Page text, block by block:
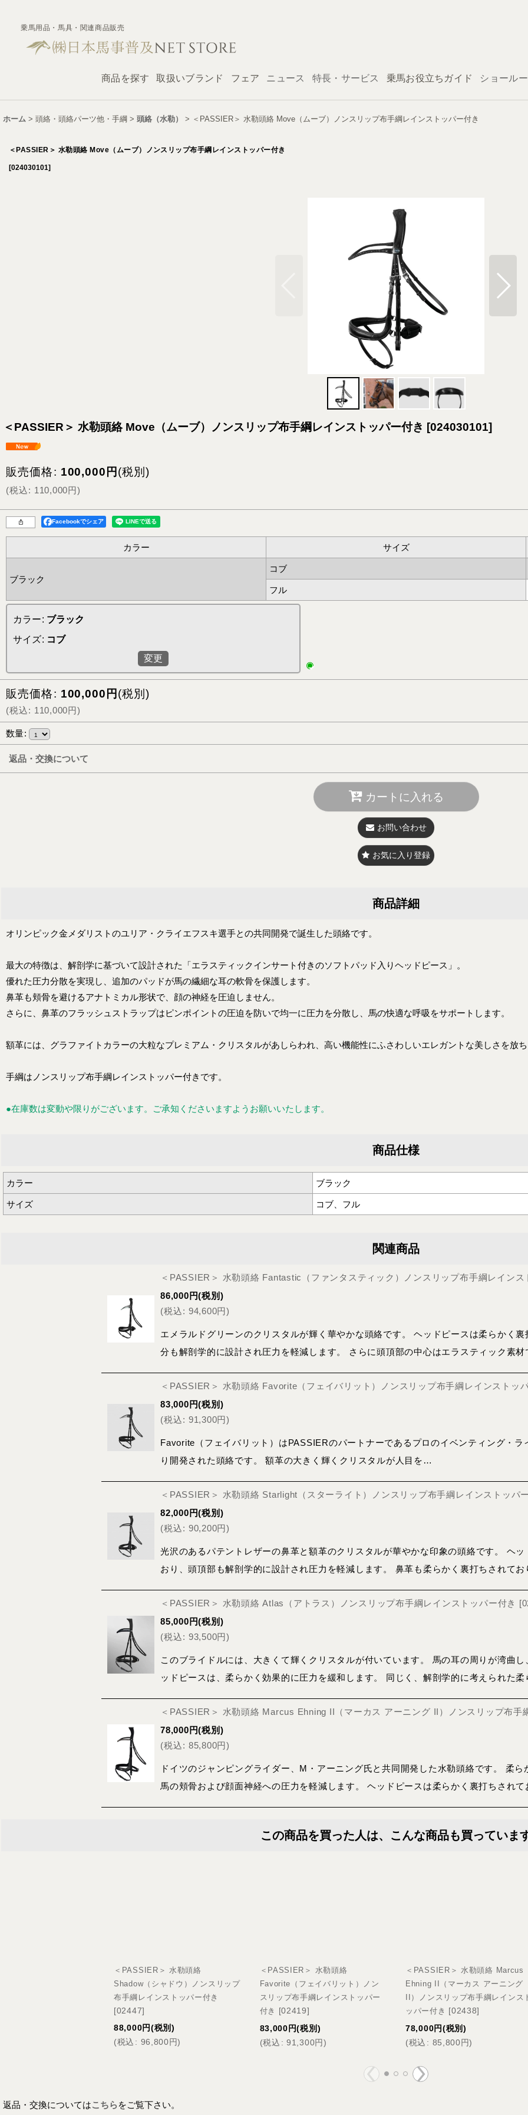
乗馬用品・馬具・関連商品販売
商品を探す 取扱いブランド フェア ニュース 特長・サービス 乗馬お役立ちガイド ショール
ホーム > 頭絡・頭絡パーツ他・手綱 > 頭絡（水勒） > ＜PASSIER＞ 水勒頭絡 Move（ムーブ）ノンスリップ布手綱レインストッパー付き
＜PASSIER＞ 水勒頭絡 Move（ムーブ）ノンスリップ布手綱レインストッパー付き
[024030101]
＜PASSIER＞ 水勒頭絡 Move（ムーブ）ノンスリップ布手綱レインストッパー付き [024030101]
販売価格: 100,000 円 (税別)
(税込: 110,000円)
Facebookでシェア
カラー サイズ
ブラック
コブ
フル
カラー: ブラック
サイズ: コブ
変更
販売価格: 100,000 円 (税別)
(税込: 110,000円)
数量:
返品・交換について
カートに入れる
お問い合わせ
お気に入り登録
商品詳細
オリンピック金メダリストのユリア・クライエフスキ選手との共同開発で誕生した頭絡です。
最大の特徴は、解剖学に基づいて設計された「エラスティックインサート付きのソフトパッド入りヘッドピース」。
優れた圧力分散を実現し、追加のパッドが馬の繊細な耳の軟骨を保護します。
鼻革も頬骨を避けるアナトミカル形状で、顔の神経を圧迫しません。
さらに、鼻革のフラッシュストラップはピンポイントの圧迫を防いで均一に圧力を分散し、馬の快適な呼吸をサポートします。
額革には、グラファイトカラーの大粒なプレミアム・クリスタルがあしらわれ、高い機能性にふさわしいエレガントな美しさを放
手綱はノンスリップ布手綱レインストッパー付きです。
●在庫数は変動や限りがございます。ご承知くださいますようお願いいたします。
商品仕様
カラー ブラック
サイズ コブ、フル
関連商品
＜PASSIER＞ 水勒頭絡 Fantastic（ファンタスティック）ノンスリップ布手綱レインス
86,000 円(税別)
(税込: 94,600円)
エメラルドグリーンのクリスタルが輝く華やかな頭絡です。 ヘッドピースは柔らかく
分も解剖学的に設計され圧力を軽減します。 さらに頭頂部の中心はエラスティック素
＜PASSIER＞ 水勒頭絡 Favorite（フェイバリット）ノンスリップ布手綱レインストッ
83,000 円(税別)
(税込: 91,300円)
Favorite（フェイバリット）はPASSIERのパートナーであるプロのイベンティング・
り開発された頭絡です。 額革の大きく輝くクリスタルが人目を…
＜PASSIER＞ 水勒頭絡 Starlight（スターライト）ノンスリップ布手綱レインストッパ
82,000 円(税別)
(税込: 90,200円)
光沢のあるパテントレザーの鼻革と額革のクリスタルが華やかな印象の頭絡です。 ヘ
おり、頭頂部も解剖学的に設計され圧力を軽減します。 鼻革も柔らかく裏打ちされて
＜PASSIER＞ 水勒頭絡 Atlas（アトラス）ノンスリップ布手綱レインストッパー付き [
85,000 円(税別)
(税込: 93,500円)
このブライドルには、大きくて輝くクリスタルが付いています。 馬の耳の周りが湾曲
ッドピースは、柔らかく効果的に圧力を緩和します。 同じく、解剖学的に考えられた
＜PASSIER＞ 水勒頭絡 Marcus Ehning II（マーカス アーニング II）ノンスリップ布手
78,000 円(税別)
(税込: 85,800円)
ドイツのジャンピングライダー、M・アーニング氏と共同開発した水勒頭絡です。 柔
馬の頬骨および顔面神経への圧力を軽減します。 ヘッドピースは柔らかく裏打ちされ
この商品を買った人は、こんな商品も買っていま
＜PASSIER＞ 水勒頭絡
Shadow（シャドウ）ノンスリップ
布手綱レインストッパー付き
[02447]
88,000円(税別)
(税込 : 96,800円)
＜PASSIER＞ 水勒頭絡
Favorite（フェイバリット）ノン
スリップ布手綱レインストッパー
付き
[02419]
83,000 円(税別)
(税込 : 91,300円)
＜PASSIER＞ 水勒頭絡 Marcus
Ehning II（マーカス アーニング
II）ノンスリップ布手綱レインス
ッパー付き [02438]
78,000円(税別)
(税込 : 85,800円)
返品・交換についてはこちらをご覧下さい。